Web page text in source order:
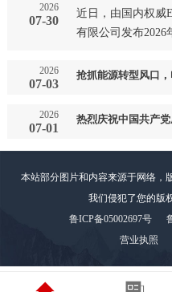
功…
2026
07-30
近日，由国内权威
有限公司发布2026
2026
07-03
抢抓能源转型风口
2026
07-01
热烈庆祝中国共产党
本站部分图片和内容来源于网络，
我们侵犯了您的版
鲁ICP备05002697号
营业执照